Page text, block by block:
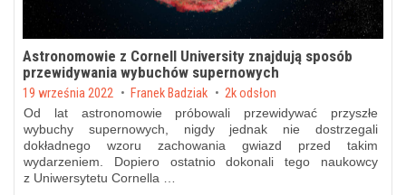
Astronomowie z Cornell University znajdują sposób
przewidywania wybuchów supernowych
Posted on
19 września 2022 by Franek Badziak 2k odsłon
Od lat astronomowie próbowali przewidywać przyszłe
wybuchy supernowych, nigdy jednak nie dostrzegali
dokładnego wzoru zachowania gwiazd przed takim
wydarzeniem. Dopiero ostatnio dokonali tego naukowcy
z Uniwersytetu Cornella …